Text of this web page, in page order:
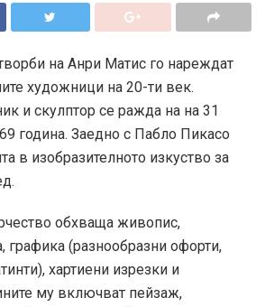
на Анри Матис го нареждат
художници на 20-ти век.
и скулптор се ражда на на 31
година. Заедно с Пабло Пикасо
в изобразителното изкуство за
обхваща живопис,
графика (разнообразни офорти,
хартиени изрезки и
му включват пейзаж,